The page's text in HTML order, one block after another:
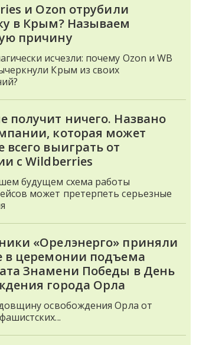
и Ozon отрубили
в Крым? Называем
причину
исчезли: почему Ozon и WB
Крым из своих
получит ничего. Названо
которая может
всего выиграть от
с Wildberries
будущем схема работы
может претерпеть серьезные
«Орелэнерго» приняли
в церемонии подъема
Знамени Победы в День
города Орла
освобождения Орла от